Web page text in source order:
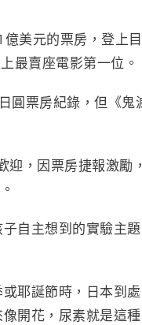
億美元的票房，登上目
最賣座電影第一位。
圓票房紀錄，但《鬼
，因票房捷報激勵，
自主想到的實驗主題
耶誕節時，日本到處
開花，尿素就是這種